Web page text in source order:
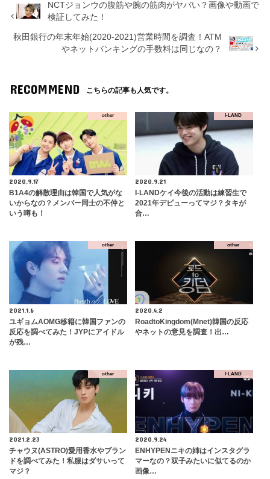
NCTジョンウの腹筋や腕の筋肉がヤバい？画像や動画で
検証してみた！
秋田銀行の年末年始(2020-2021)営業時間を調査！ATM
やネットバンキングの手数料は同じなの？
RECOMMEND こちらの記事も人気です。
other
2020.9.17
B1A4の解散理由は韓国で人気がな
いからなの？メンバー同士の不仲と
いう噂も！
I-LAND
2020.9.21
I-LANDケイ今後の活動は練習生で
2021年デビューってマジ？タキが
合…
other
2021.1.6
ユギョムAOMG移籍に韓国ファンの
反応を調べてみた！JYPにアイドル
が残…
other
2020.4.2
RoadtoKingdom(Mnet)韓国の反応
やネットの意見を調査！出…
other
2021.2.23
チャウヌ(ASTRO)愛用香水やブラン
ドを調べてみた！私服はダサいって
マジ？
I-LAND
2020.9.24
ENHYPENニキの姉はインスタグラ
マーなの？双子みたいに似てるのか
画像…